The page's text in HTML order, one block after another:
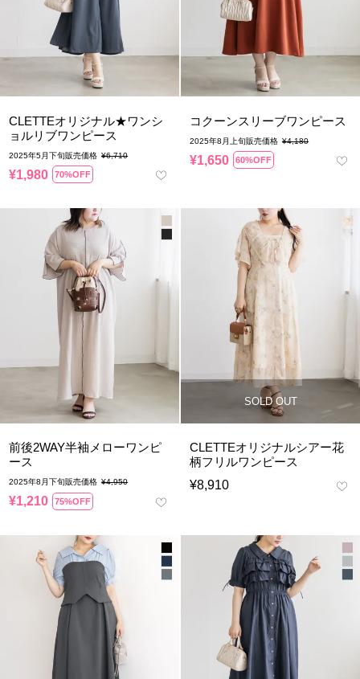
CLETTEオリジナル★ワンシ
ョルリブワンピース
2025年5月下旬販売価格 ¥6,710
¥1,980 70%OFF
コクーンスリーブワンピース
2025年8月上旬販売価格 ¥4,180
¥1,650 60%OFF
前後2WAY半袖メローワンピ
ース
2025年8月下旬販売価格 ¥4,950
¥1,210 75%OFF
SOLD OUT
CLETTEオリジナルシアー花
柄フリルワンピース
¥8,910